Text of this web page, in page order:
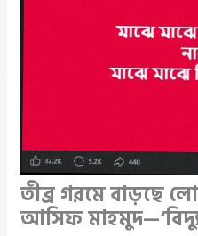
তীব্র গরমে বাড়ছে
আসিফ